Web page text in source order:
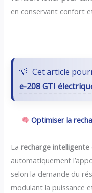
en conservant confort
Cet article
e-208 GTI
Optimiser la
Larecharge intelligente
automatiquement
selon la demande du
modulant la puissance